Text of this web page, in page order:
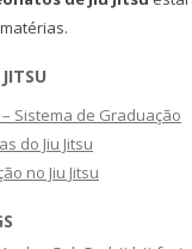
– Sistema de Graduação
do Jiu Jitsu
no Jiu Jitsu